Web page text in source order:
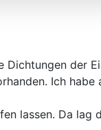
der
Ich habe
lassen. Da